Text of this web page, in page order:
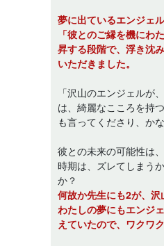
夢に出ているエンジェ
「彼とのご縁を機にわ
昇する段階で、浮き沈
いただきました。
「沢山のエンジェルが
は、綺麗なこころを持
も言ってくださり、か
彼との未来の可能性は
時期は、ズレてしまう
か？
何故か先生にも2が、沢
わたしの夢にもエンジ
えていたので、ワクワ